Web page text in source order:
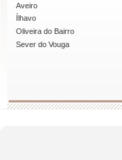
Aveiro
Ílhavo
Oliveira do Bairro
Sever do Vouga